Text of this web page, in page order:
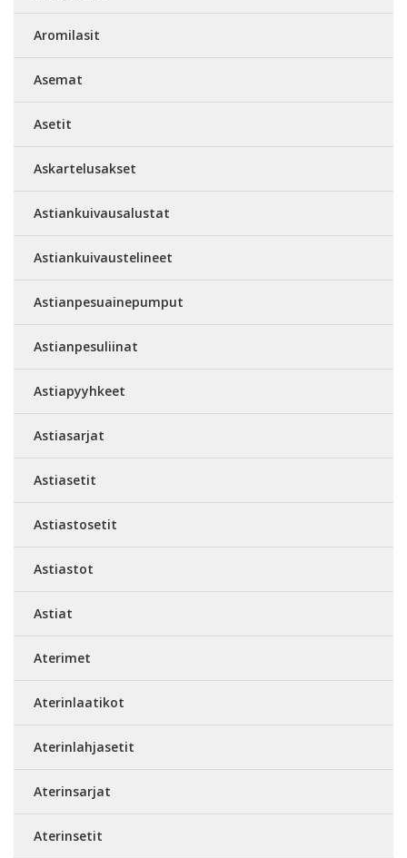
Aromilasit
Asemat
Asetit
Askartelusakset
Astiankuivausalustat
Astiankuivaustelineet
Astianpesuainepumput
Astianpesuliinat
Astiapyyhkeet
Astiasarjat
Astiasetit
Astiastosetit
Astiastot
Astiat
Aterimet
Aterinlaatikot
Aterinlahjasetit
Aterinsarjat
Aterinsetit